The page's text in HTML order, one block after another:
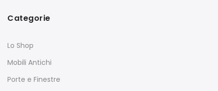
Categorie
Lo Shop
Mobili Antichi
Porte e Finestre